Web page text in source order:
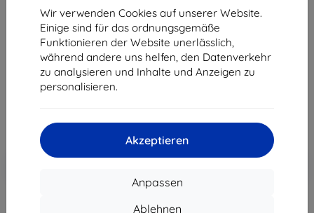
Wir verwenden Cookies auf unserer Website.
Einige sind für das ordnungsgemäße
Funktionieren der Website unerlässlich,
während andere uns helfen, den Datenverkehr
zu analysieren und Inhalte und Anzeigen zu
personalisieren.
Akzeptieren
Anpassen
Ablehnen
3MK StratCore700 mehrschichtiger Schutzfilm für
Ulefone Armor 24
Geeignet für: Ulefone Armor 24
22,90 €
20,61 €
ohne MWSt17,32 €
Rabatt mit Gutschein
In den